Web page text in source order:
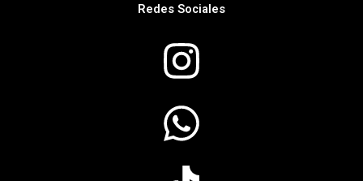
Redes Sociales